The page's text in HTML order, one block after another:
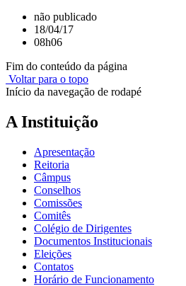
não publicado
18/04/17
08h06
Fim do conteúdo da página
Voltar para o topo
Início da navegação de rodapé
A Instituição
Apresentação
Reitoria
Câmpus
Conselhos
Comissões
Comitês
Colégio de Dirigentes
Documentos Institucionais
Eleições
Contatos
Horário de Funcionamento